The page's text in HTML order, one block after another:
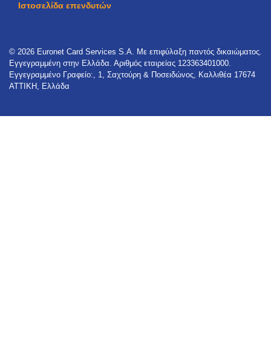
Ιστοσελίδα επενδυτών
© 2026 Euronet Card Services S.A. Με επιφύλαξη παντός δικαιώματος.
Εγγεγραμμένη στην Ελλάδα. Αριθμός εταιρείας 123363401000.
Εγγεγραμμένο Γραφείο:, 1, Σαχτούρη & Ποσειδώνος, Καλλιθέα 17674
ΑΤΤΙΚΗ, Ελλάδα